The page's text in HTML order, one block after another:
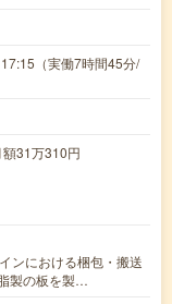
（実働7時間45分/
31万310円
ンにおける梱包・搬送
製の板を製…